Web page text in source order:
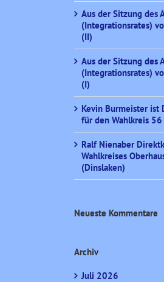
Aus der Sitzung des
(Integrationsrates)
(II)
Aus der Sitzung des
(Integrationsrates)
(I)
Kevin Burmeister ist
für den Wahlkreis 56
Ralf Nienaber
Wahlkreises
(Dinslaken)
Neueste Kommentare
Archiv
Juli 2026